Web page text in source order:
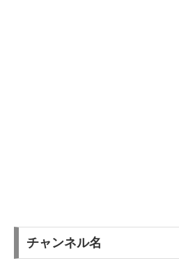
チャンネル名